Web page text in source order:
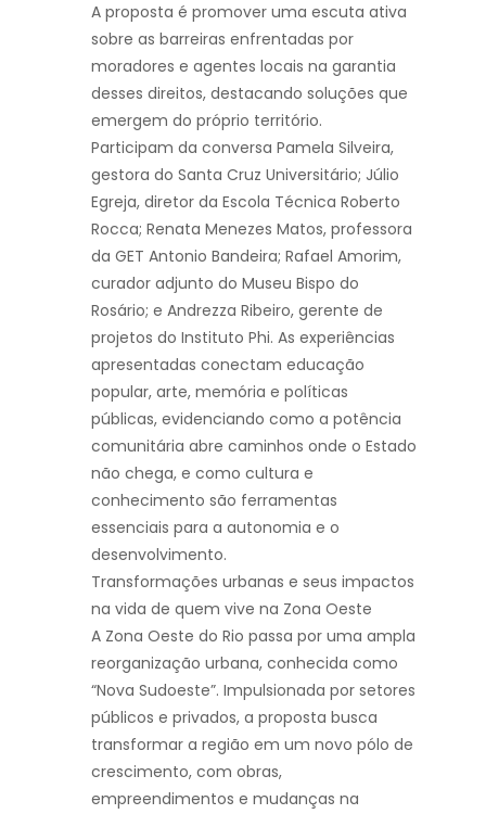
A proposta é promover uma escuta ativa
sobre as barreiras enfrentadas por
moradores e agentes locais na garantia
desses direitos, destacando soluções que
emergem do próprio território.
Participam da conversa Pamela Silveira,
gestora do Santa Cruz Universitário; Júlio
Egreja, diretor da Escola Técnica Roberto
Rocca; Renata Menezes Matos, professora
da GET Antonio Bandeira; Rafael Amorim,
curador adjunto do Museu Bispo do
Rosário; e Andrezza Ribeiro, gerente de
projetos do Instituto Phi. As experiências
apresentadas conectam educação
popular, arte, memória e políticas
públicas, evidenciando como a potência
comunitária abre caminhos onde o Estado
não chega, e como cultura e
conhecimento são ferramentas
essenciais para a autonomia e o
desenvolvimento.
Transformações urbanas e seus impactos
na vida de quem vive na Zona Oeste
A Zona Oeste do Rio passa por uma ampla
reorganização urbana, conhecida como
“Nova Sudoeste”. Impulsionada por setores
públicos e privados, a proposta busca
transformar a região em um novo pólo de
crescimento, com obras,
empreendimentos e mudanças na